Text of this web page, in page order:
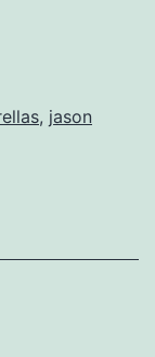
Say»
, jason